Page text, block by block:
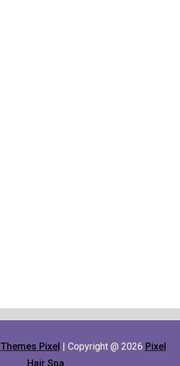
Themes Pixel | Copyright @ 2026 Pixel
Hair Spa